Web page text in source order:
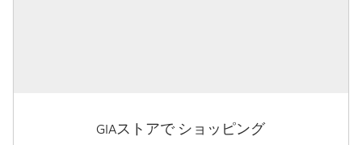
GIAストアで ショッピング